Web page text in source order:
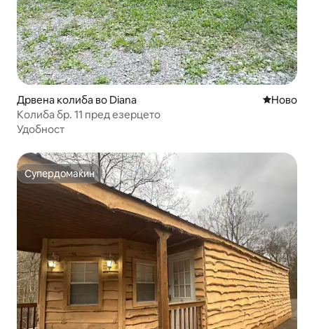
Дрвена колиба во Diana Ново
Ново
Колиба бр. 11 пред езерцето
Удобност
Супердомаќин
Супердомаќин